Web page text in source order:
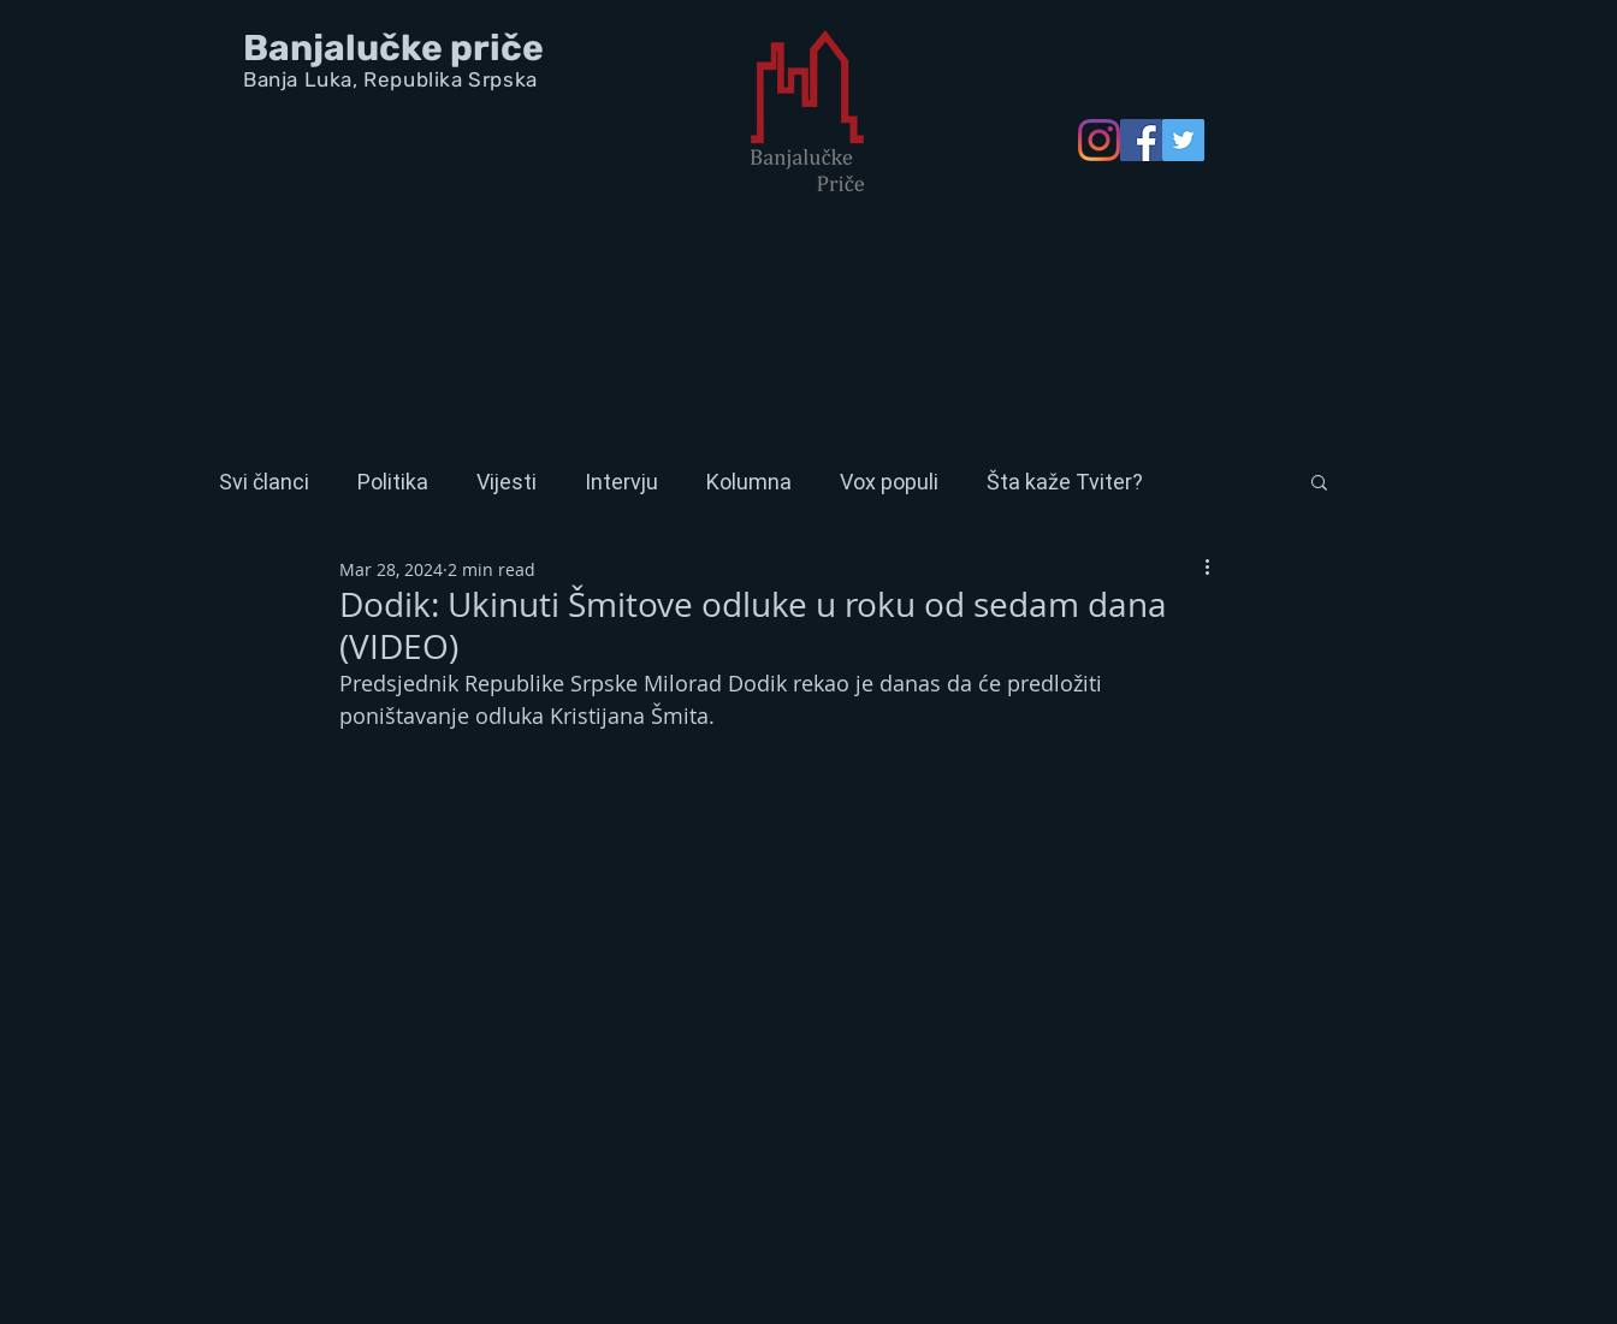
Banjalučke priče
Banja Luka, Republika Srpska
Svi članci Politika Vijesti Intervju Kolumna Vox populi Šta kaže Tviter?
Dodik: Ukinuti Šmitove odluke u roku od sedam dana
(VIDEO)
Mar 28, 2024 2 min read
Predsjednik Republike Srpske Milorad Dodik rekao je danas da će predložiti
poništavanje odluka Kristijana Šmita.